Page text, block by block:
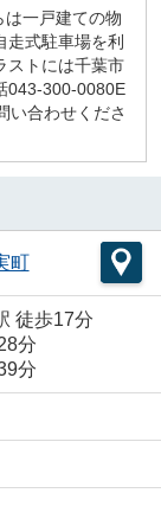
一戸建ての物
走式駐車場を利
ストには千葉市
043-300-0080E
い合わせくださ
町
徒歩17分
分
分